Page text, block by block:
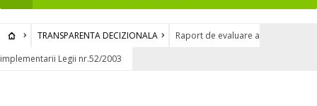
TRANSPARENTA DECIZIONALA
Raport de evaluare a
implementarii Legii nr.52/2003